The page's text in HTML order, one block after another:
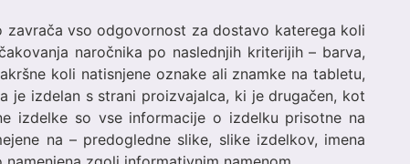
vso odgovornost za dostavo katerega koli
naročnika po naslednjih kriterijih – barva,
koli natisnjene oznake ali znamke na tabletu,
je izdelan s strani proizvajalca, ki je drugačen, kot
izdelke so vse informacije o izdelku prisotne na
na – predogledne slike, slike izdelkov, imena